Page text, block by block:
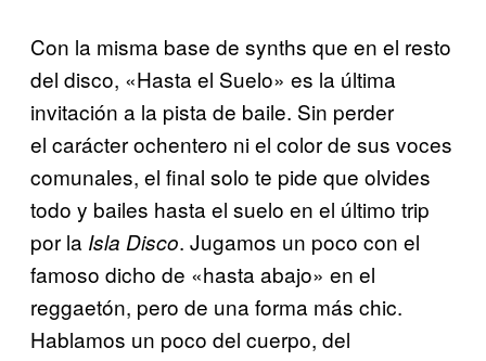
Con la misma base de synths que en el resto
del disco, «Hasta el Suelo» es la última
invitación a la pista de baile. Sin perder
el carácter ochentero ni el color de sus voces
comunales, el final solo te pide que olvides
todo y bailes hasta el suelo en el último trip
por la Isla Disco. Jugamos un poco con el
famoso dicho de «hasta abajo» en el
reggaetón, pero de una forma más chic.
Hablamos un poco del cuerpo, del